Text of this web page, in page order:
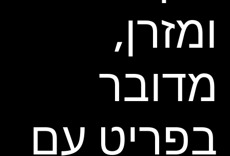
ומזרן,
מדובר
בפריט עם